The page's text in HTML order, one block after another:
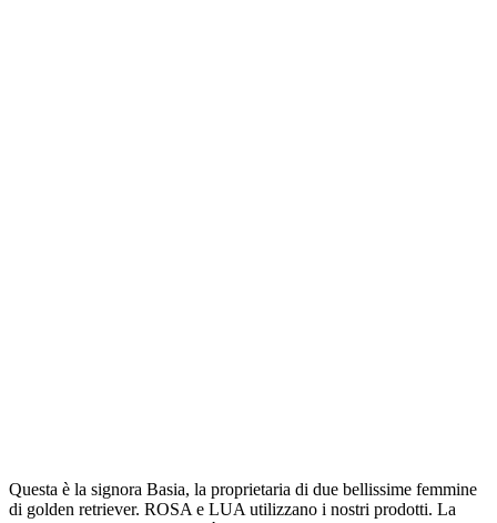
Questa è la signora Basia, la proprietaria di due bellissime femmine
di golden retriever. ROSA e LUA utilizzano i nostri prodotti. La